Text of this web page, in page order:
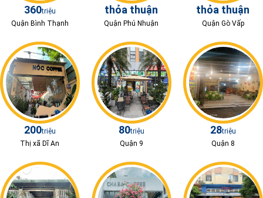
360triệu
Quận Bình Thạnh
thỏa thuận
Quận Phú Nhuận
thỏa thuận
Quận Gò Vấp
200triệu
Thị xã Dĩ An
80triệu
Quận 9
28triệu
Quận 8